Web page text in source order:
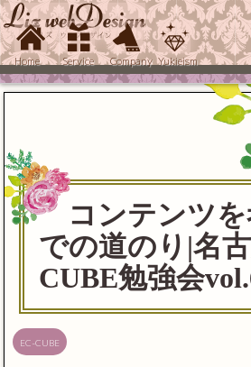
Home Service Company Yukieism
コンテンツ
での道のり|名
CUBE勉強会
EC-CUBE